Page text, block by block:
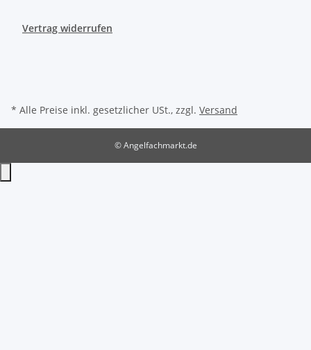
Vertrag widerrufen
* Alle Preise inkl. gesetzlicher USt., zzgl. Versand
© Angelfachmarkt.de